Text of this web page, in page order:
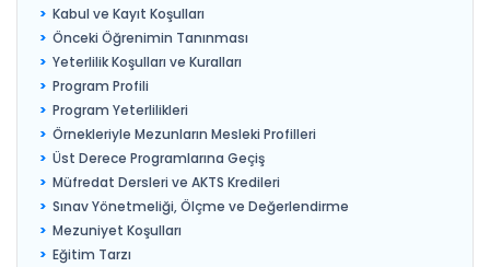
Kabul ve Kayıt Koşulları
Önceki Öğrenimin Tanınması
Yeterlilik Koşulları ve Kuralları
Program Profili
Program Yeterlilikleri
Örnekleriyle Mezunların Mesleki Profilleri
Üst Derece Programlarına Geçiş
Müfredat Dersleri ve AKTS Kredileri
Sınav Yönetmeliği, Ölçme ve Değerlendirme
Mezuniyet Koşulları
Eğitim Tarzı